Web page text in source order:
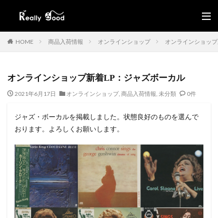
HOME 商品入荷情報 オンラインショップ オンラインショッ
オンラインショップ新着LP：ジャズボーカル
2021年6月17日 オンラインショップ, 商品入荷情報, 未分類 0件
ジャズ・ボーカルを掲載しました。状態良好のものを選んで
おります。よろしくお願いします。